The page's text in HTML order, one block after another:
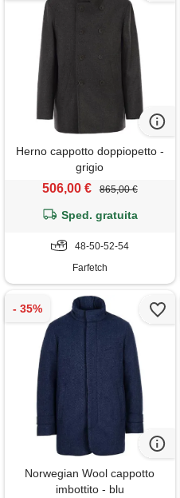
Herno cappotto doppiopetto -
grigio
506,00 € 865,00 €
Sped. gratuita
48-50-52-54
Farfetch
Norwegian Wool cappotto
imbottito - blu